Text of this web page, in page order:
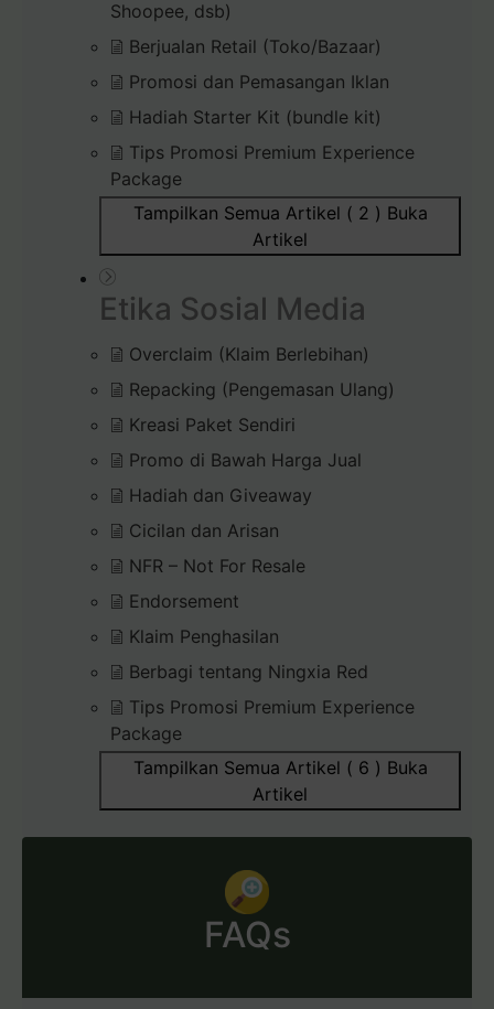
Shoopee, dsb)
Berjualan Retail (Toko/Bazaar)
Promosi dan Pemasangan Iklan
Hadiah Starter Kit (bundle kit)
Tips Promosi Premium Experience
Package
Tampilkan Semua Artikel ( 2 ) Buka
Artikel
Etika Sosial Media
Overclaim (Klaim Berlebihan)
Repacking (Pengemasan Ulang)
Kreasi Paket Sendiri
Promo di Bawah Harga Jual
Hadiah dan Giveaway
Cicilan dan Arisan
NFR – Not For Resale
Endorsement
Klaim Penghasilan
Berbagi tentang Ningxia Red
Tips Promosi Premium Experience
Package
Tampilkan Semua Artikel ( 6 ) Buka
Artikel
FAQs